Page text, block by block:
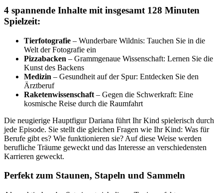
4 spannende Inhalte mit insgesamt 128 Minuten
Spielzeit:
Tierfotografie – Wunderbare Wildnis: Tauchen Sie in die
Welt der Fotografie ein
Pizzabacken – Grammgenaue Wissenschaft: Lernen Sie die
Kunst des Backens
Medizin – Gesundheit auf der Spur: Entdecken Sie den
Ärztberuf
Raketenwissenschaft – Gegen die Schwerkraft: Eine
kosmische Reise durch die Raumfahrt
Die neugierige Hauptfigur Dariana führt Ihr Kind spielerisch durch
jede Episode. Sie stellt die gleichen Fragen wie Ihr Kind: Was für
Berufe gibt es? Wie funktionieren sie? Auf diese Weise werden
berufliche Träume geweckt und das Interesse an verschiedensten
Karrieren geweckt.
Perfekt zum Staunen, Stapeln und Sammeln